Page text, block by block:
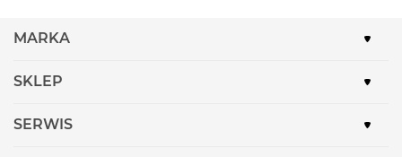
MARKA
SKLEP
SERWIS